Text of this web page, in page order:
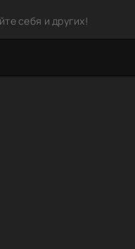
себя и других!